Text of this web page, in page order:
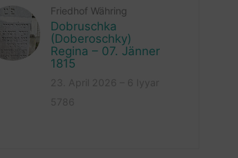
Friedhof Währing
Dobruschka
(Doberoschky)
Regina – 07. Jänner
1815